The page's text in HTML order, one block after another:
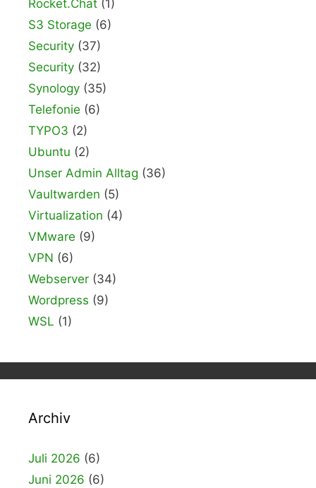
Rocket.Chat (1)
S3 Storage (6)
Security (37)
Security (32)
Synology (35)
Telefonie (6)
TYPO3 (2)
Ubuntu (2)
Unser Admin Alltag (36)
Vaultwarden (5)
Virtualization (4)
VMware (9)
VPN (6)
Webserver (34)
Wordpress (9)
WSL (1)
Archiv
Juli 2026 (6)
Juni 2026 (6)